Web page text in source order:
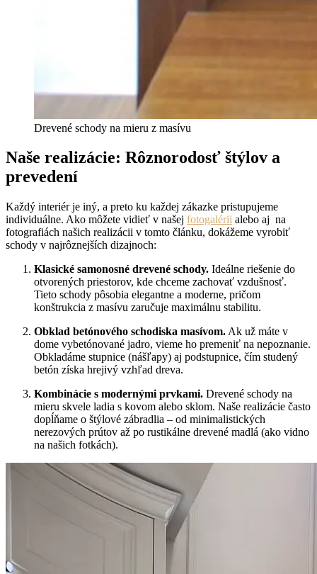
Drevené schody na mieru z masívu
Naše realizácie: Rôznorodosť štýlov a
prevedení
Každý interiér je iný, a preto ku každej zákazke pristupujeme
individuálne. Ako môžete vidieť v našej fotogalérii alebo aj na
fotografiách našich realizácii v tomto článku, dokážeme vyrobiť
schody v najrôznejších dizajnoch:
Klasické samonosné drevené schody. Ideálne riešenie do
otvorených priestorov, kde chceme zachovať vzdušnosť.
Tieto schody pôsobia elegantne a moderne, pričom
konštrukcia z masívu zaručuje maximálnu stabilitu.
Obklad betónového schodiska masívom. Ak už máte v
dome vybetónované jadro, vieme ho premeniť na nepoznanie.
Obkladáme stupnice (nášľapy) aj podstupnice, čím studený
betón získa hrejivý vzhľad dreva.
Kombinácie s modernými prvkami. Drevené schody na
mieru skvele ladia s kovom alebo sklom. Naše realizácie často
dopĺňame o štýlové zábradlia – od minimalistických
nerezových prútov až po rustikálne drevené madlá (ako vidno
na našich fotkách).